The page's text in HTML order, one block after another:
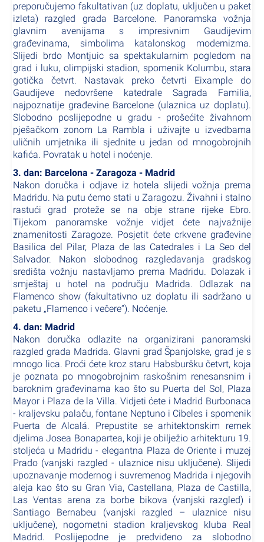
preporučujemo fakultativan (uz doplatu, uključen u paket
izleta) razgled grada Barcelone. Panoramska vožnja
glavnim avenijama s impresivnim Gaudijevim
građevinama, simbolima katalonskog modernizma.
Slijedi brdo Montjuic sa spektakularnim pogledom na
grad i luku, olimpijski stadion, spomenik Kolumbu, stara
gotička četvrt. Nastavak preko četvrti Eixample do
Gaudijeve nedovršene katedrale Sagrada Familia,
najpoznatije građevine Barcelone (ulaznica uz doplatu).
Slobodno poslijepodne u gradu - prošećite živahnom
pješačkom zonom La Rambla i uživajte u izvedbama
uličnih umjetnika ili sjednite u jedan od mnogobrojnih
kafića. Povratak u hotel i noćenje.
3. dan: Barcelona - Zaragoza - Madrid
Nakon doručka i odjave iz hotela slijedi vožnja prema
Madridu. Na putu ćemo stati u Zaragozu. Živahni i stalno
rastući grad proteže se na obje strane rijeke Ebro.
Tijekom panoramske vožnje vidjet ćete najvažnije
znamenitosti Zaragoze. Posjetit ćete crkvene građevine
Basilica del Pilar, Plaza de las Catedrales i La Seo del
Salvador. Nakon slobodnog razgledavanja gradskog
središta vožnju nastavljamo prema Madridu. Dolazak i
smještaj u hotel na području Madrida. Odlazak na
Flamenco show (fakultativno uz doplatu ili sadržano u
paketu „Flamenco i večere“). Noćenje.
4. dan: Madrid
Nakon doručka odlazite na organizirani panoramski
razgled grada Madrida. Glavni grad Španjolske, grad je s
mnogo lica. Proći ćete kroz staru Habsburšku četvrt, koja
je poznata po mnogobrojnim raskošnim renesansnim i
baroknim građevinama kao što su Puerta del Sol, Plaza
Mayor i Plaza de la Villa. Vidjeti ćete i Madrid Burbonaca
- kraljevsku palaču, fontane Neptuno i Cibeles i spomenik
Puerta de Alcalá. Prepustite se arhitektonskim remek
djelima Josea Bonapartea, koji je obilježio arhitekturu 19.
stoljeća u Madridu - elegantna Plaza de Oriente i muzej
Prado (vanjski razgled - ulaznice nisu uključene). Slijedi
upoznavanje modernog i suvremenog Madrida i njegovih
aleja kao što su Gran Via, Castellana, Plaza de Castilla,
Las Ventas arena za borbe bikova (vanjski razgled) i
Santiago Bernabeu (vanjski razgled – ulaznice nisu
uključene), nogometni stadion kraljevskog kluba Real
Madrid. Poslijepodne je predviđeno za slobodno